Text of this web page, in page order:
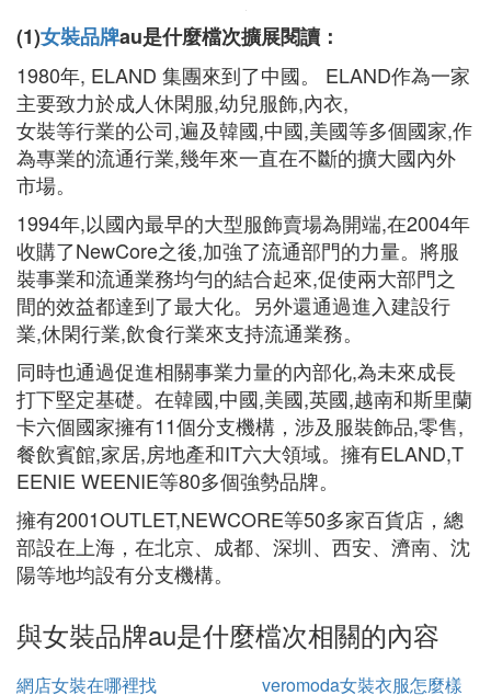
(1)女裝品牌au是什麼檔次擴展閱讀：
1980年, ELAND 集團來到了中國。 ELAND作為一家
主要致力於成人休閑服,幼兒服飾,內衣,
女裝等行業的公司,遍及韓國,中國,美國等多個國家,作
為專業的流通行業,幾年來一直在不斷的擴大國內外
市場。
1994年,以國內最早的大型服飾賣場為開端,在2004年
收購了NewCore之後,加強了流通部門的力量。將服
裝事業和流通業務均勻的結合起來,促使兩大部門之
間的效益都達到了最大化。另外還通過進入建設行
業,休閑行業,飲食行業來支持流通業務。
同時也通過促進相關事業力量的內部化,為未來成長
打下堅定基礎。在韓國,中國,美國,英國,越南和斯里蘭
卡六個國家擁有11個分支機構，涉及服裝飾品,零售,
餐飲賓館,家居,房地產和IT六大領域。擁有ELAND,T
EENIE WEENIE等80多個強勢品牌。
擁有2001OUTLET,NEWCORE等50多家百貨店，總
部設在上海，在北京、成都、深圳、西安、濟南、沈
陽等地均設有分支機構。
與女裝品牌au是什麼檔次相關的內容
網店女裝在哪裡找 veromoda女裝衣服怎麼樣